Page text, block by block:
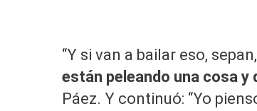
“Y si van a bailar eso,
están peleando una cosa
Páez. Y continuó: “Yo